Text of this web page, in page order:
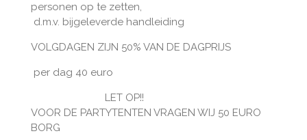
personen op te zetten,
d.m.v. bijgeleverde handleiding
VOLGDAGEN ZIJN 50% VAN DE DAGPRIJS
per dag 40 euro
LET OP!!
VOOR DE PARTYTENTEN VRAGEN WIJ 50 EURO
BORG